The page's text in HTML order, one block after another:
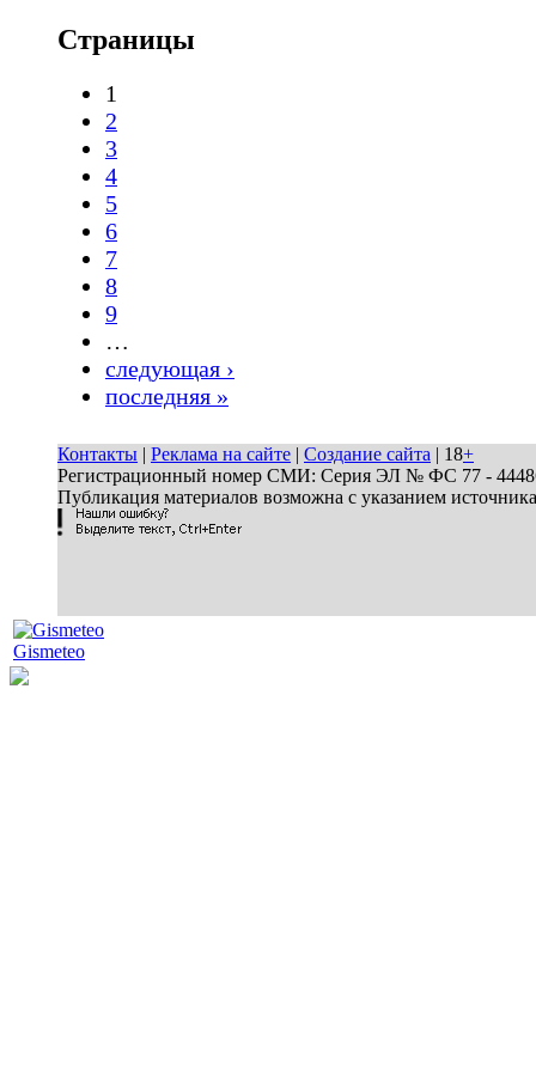
Страницы
1
2
3
4
5
6
7
8
9
…
следующая ›
последняя »
Контакты | Реклама на сайте | Создание сайта | 18+
Регистрационный номер СМИ: Серия ЭЛ № ФС 77 - 44486
Публикация материалов возможна с указанием
Gismeteo